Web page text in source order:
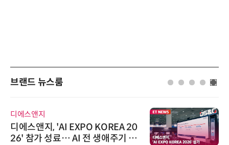
브랜드 뉴스룸
디에스앤지
디에스앤지, 'AI EXPO KOREA 20
26' 참가 성료… AI 전 생애주기 아